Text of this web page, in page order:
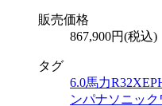
販売価格
867,900円(税込)
タグ
6.0馬力R32
ンパナソニック